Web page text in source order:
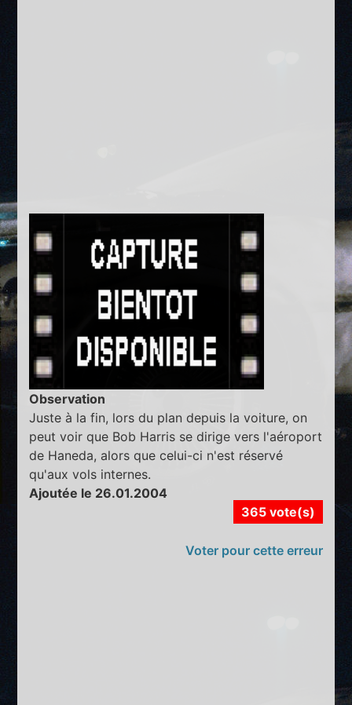
Observation
Juste à la fin, lors du plan depuis la voiture, on
peut voir que Bob Harris se dirige vers l'aéroport
de Haneda, alors que celui-ci n'est réservé
qu'aux vols internes.
Ajoutée le 26.01.2004
365 vote(s)
Voter pour cette erreur